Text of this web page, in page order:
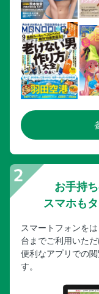
お手持
スマホも
スマートフォンを
台までご利用いただ
便利なアプリでの
す。